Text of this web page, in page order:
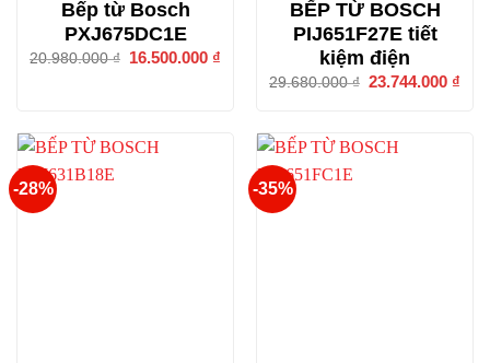
Bếp từ Bosch
PXJ675DC1E
20.980.000₫
Giá
16.500.000 ₫
BẾP TỪ BOSCH
PIJ651F27E tiết
kiệm điện
29.680.000₫ Giá
23.744.000 ₫
-28% -35%